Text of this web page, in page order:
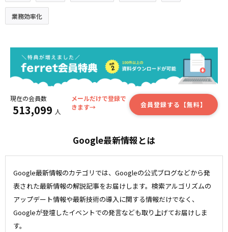
業務効率化
現在の会員数
513,099 人
メールだけで登録で
きます→
会員登録する【無料】
Google最新情報とは
Google最新情報のカテゴリでは、Googleの公式ブログなどから発
表された最新情報の解説記事をお届けします。検索アルゴリズムの
アップデート情報や最新技術の導入に関する情報だけでなく、
Googleが登壇したイベントでの発言なども取り上げてお届けしま
す。